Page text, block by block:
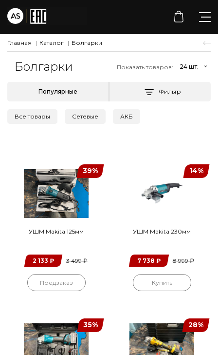
Главная Каталог Болгарки
Болгарки Показать товаров:
Фильтр
Все товары Сетевые АКБ
39%
УШМ Makita 125мм
2 133 ₽ 3 499₽
Предзаказ
14%
УШМ Makita 230мм
7 738 ₽ 8 999₽
Купить
35% 28%